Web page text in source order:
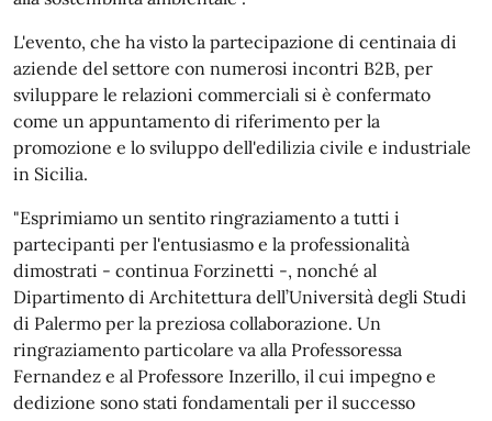
L'evento, che ha visto la partecipazione di centinaia di
aziende del settore con numerosi incontri B2B, per
sviluppare le relazioni commerciali si è confermato
come un appuntamento di riferimento per la
promozione e lo sviluppo dell'edilizia civile e industriale
in Sicilia.
"Esprimiamo un sentito ringraziamento a tutti i
partecipanti per l'entusiasmo e la professionalità
dimostrati - continua Forzinetti -, nonché al
Dipartimento di Architettura dell’Università degli Studi
di Palermo per la preziosa collaborazione. Un
ringraziamento particolare va alla Professoressa
Fernandez e al Professore Inzerillo, il cui impegno e
dedizione sono stati fondamentali per il successo